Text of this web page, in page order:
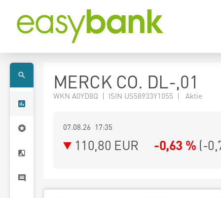
MERCK CO. DL-,01
WKN A0YD8Q | ISIN US58933Y1055 | Aktie
07.08.26 17:35
110,80 EUR -0,63 % (-